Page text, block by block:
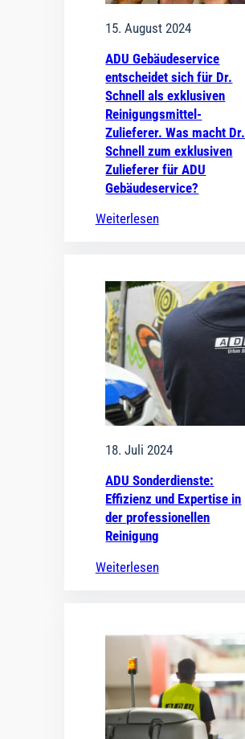
15. August 2024
ADU Gebäudeservice
entscheidet sich für Dr.
Schnell als exklusiven
Reinigungsmittel-
Zulieferer. Was macht Dr.
Schnell zum exklusiven
Zulieferer für ADU
Gebäudeservice?
Weiterlesen
18. Juli 2024
ADU Sonderdienste:
Effizienz und Expertise in
der professionellen
Reinigung
Weiterlesen